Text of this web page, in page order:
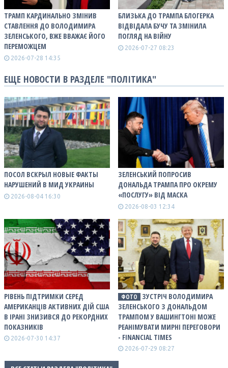
ТРАМП КАРДИНАЛЬНО ЗМІНИВ
СТАВЛЕННЯ ДО ВОЛОДИМИРА
ЗЕЛЕНСЬКОГО, ВЖЕ ВВАЖАЄ ЙОГО
ПЕРЕМОЖЦЕМ
2026-07-28 14:35
БЛИЗЬКА ДО ТРАМПА БЛОГЕРКА
ВІДВІДАЛА БУЧУ ТА ЗМІНИЛА
ПОГЛЯД НА ВІЙНУ
2026-07-27 08:23
ЕЩЕ НОВОСТИ В РАЗДЕЛЕ "ПОЛІТИКА"
ПОСОЛ ВСКРЫЛ НОВЫЕ ФАКТЫ
НАРУШЕНИЙ В МИД УКРАИНЫ
2026-08-04 16:30
ЗЕЛЕНСЬКИЙ ПОПРОСИВ
ДОНАЛЬДА ТРАМПА ПРО ОКРЕМУ
«ПОСЛУГУ» ВІД МАСКА
2026-08-03 12:34
РІВЕНЬ ПІДТРИМКИ СЕРЕД
АМЕРИКАНЦІВ АКТИВНИХ ДІЙ США
В ІРАНІ ЗНИЗИВСЯ ДО РЕКОРДНИХ
ПОКАЗНИКІВ
2026-07-30 14:37
ФОТО
ЗУСТРІЧ ВОЛОДИМИРА
ЗЕЛЕНСЬКОГО З ДОНАЛЬДОМ
ТРАМПОМ У ВАШИНГТОНІ МОЖЕ
РЕАНІМУВАТИ МИРНІ ПЕРЕГОВОРИ
- FINANCIAL TIMES
2026-07-29 08:27